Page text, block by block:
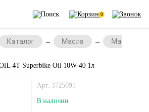
0
Каталог Масла Масла для
4T Superbike Oil 10W-40 1л
Арт. 3725095
В наличии